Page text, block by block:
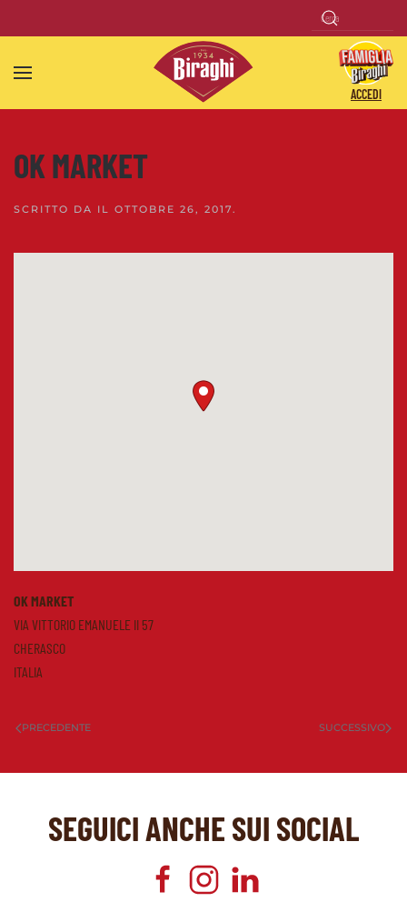
Skip to main content
ACCEDI
OK MARKET
SCRITTO DA IL OTTOBRE 26, 2017.
OK MARKET
VIA VITTORIO EMANUELE II 57
CHERASCO
ITALIA
PRECEDENTE SUCCESSIVO
SEGUICI ANCHE SUI SOCIAL